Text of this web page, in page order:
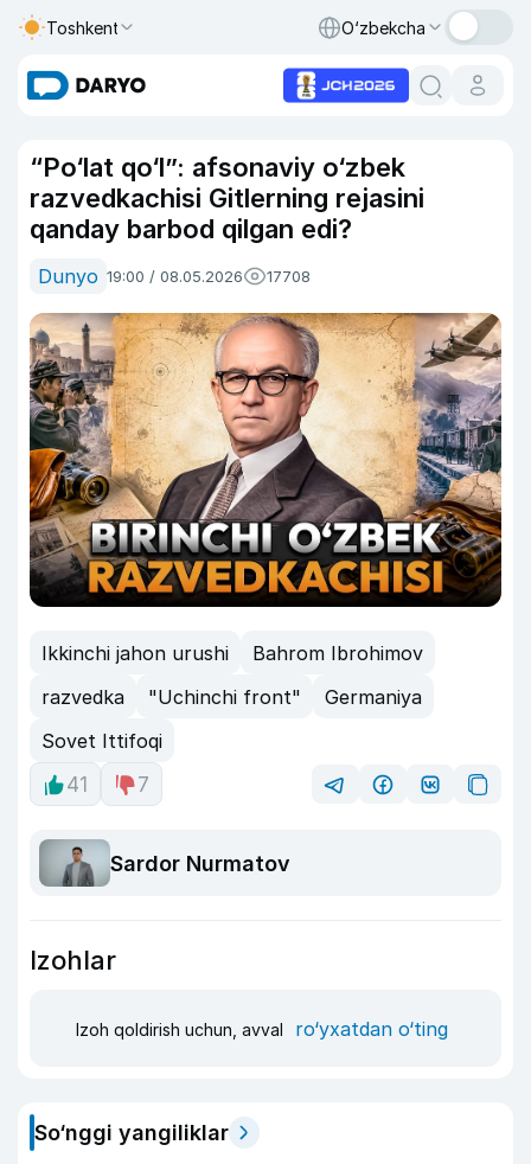
Toshkent O‘zbekcha
“Po‘lat qo‘l”: afsonaviy o‘zbek
razvedkachisi Gitlerning rejasini
qanday barbod qilgan edi?
Dunyo 19:00 / 08.05.2026 17708
Ikkinchi jahon urushi
Bahrom Ibrohimov
razvedka
"Uchinchi front"
Germaniya
Sovet Ittifoqi
41
7
Sardor Nurmatov
Izohlar
Izoh qoldirish uchun, avval ro‘yxatdan o‘ting
So‘nggi yangiliklar